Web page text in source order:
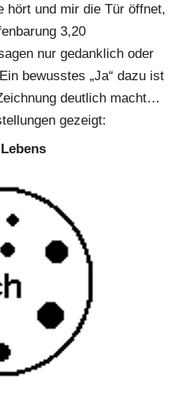
hört und mir die Tür öffnet,
3,20
nur gedanklich oder
bewusstes „Ja“ dazu ist
deutlich macht…
gezeigt: